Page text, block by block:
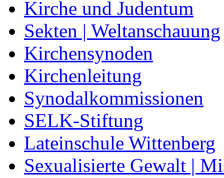
Kirche und Judentum
Sekten | Weltanschauung
Kirchensynoden
Kirchenleitung
Synodalkommissionen
SELK-Stiftung
Lateinschule Wittenberg
Sexualisierte Gewalt |